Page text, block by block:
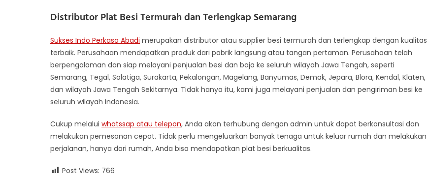
Distributor Plat Besi Termurah dan Terlengkap Semarang
Sukses Indo Perkasa Abadi merupakan distributor atau supplier besi termurah dan terlengkap dengan kualitas
terbaik. Perusahaan mendapatkan produk dari pabrik langsung atau tangan pertaman. Perusahaan telah
berpengalaman dan siap melayani penjualan besi dan baja ke seluruh wilayah Jawa Tengah, seperti
Semarang, Tegal, Salatiga, Surakarta, Pekalongan, Magelang, Banyumas, Demak, Jepara, Blora, Kendal, Klaten,
dan wilayah Jawa Tengah Sekitarnya. Tidak hanya itu, kami juga melayani penjualan dan pengiriman besi ke
seluruh wilayah Indonesia.
Cukup melalui whatssap atau telepon, Anda akan terhubung dengan admin untuk dapat berkonsultasi dan
melakukan pemesanan cepat. Tidak perlu mengeluarkan banyak tenaga untuk keluar rumah dan melakukan
perjalanan, hanya dari rumah, Anda bisa mendapatkan plat besi berkualitas.
Post Views: 766